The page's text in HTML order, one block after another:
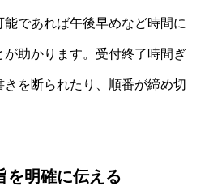
であれば午後早めなど時間に
助かります。受付終了時間ぎ
きを断られたり、順番が締め切
を明確に伝える